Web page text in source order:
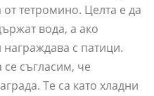
от тетромино. Целта е да
вода, а ако
с патици.
съгласим, че
Те са като хладни